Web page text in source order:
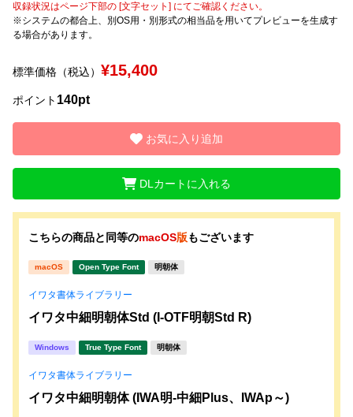
文字種類
価格帯
収録状況はページ下部の [文字セット] にてご確認ください。
※システムの都合上、別OS用・別形式の相当品を用いてプレビューを生成す
る場合があります。
標準価格（税込） ¥15,400
ポイント 140pt
お気に入り追加
DLカートに入れる
こちらの商品と同等のmacOS版もございます
macOS Open Type Font 明朝体
イワタ書体ライブラリー
イワタ中細明朝体Std (I-OTF明朝Std R)
Windows True Type Font 明朝体
イワタ書体ライブラリー
イワタ中細明朝体 (IWA明-中細Plus、IWAp～)